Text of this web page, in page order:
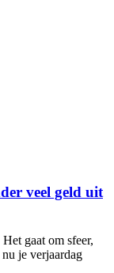
veel geld uit
gaat om sfeer,
je verjaardag